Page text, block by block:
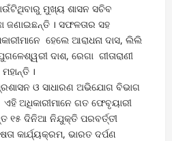
ମୁଖ୍ୟ ଶାସନ ସଚିବ
। ସଫଳତାର ସହ
ହେଲେ ଆରାଧନା ଦାସ, ଲିଲି
ଦାଶ, ରେଗା ଗୀତାରାଣୀ
।
ଓ ସାଧାରଣ ଅଭିଯୋଗ ବିଭାଗ
ଗତ ଫେବୃୟାରୀ
୧୫ ଦିନିଆ ନିଯୁକ୍ତି ପରବର୍ତ୍ତୀ
କାର୍ଯ୍ୟକ୍ରମ, ଭାରତ ଦର୍ପଣ